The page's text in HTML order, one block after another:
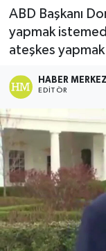
ABD Başkanı
yapmak
ateşkes
HABER MERKEZI
EDITÖR